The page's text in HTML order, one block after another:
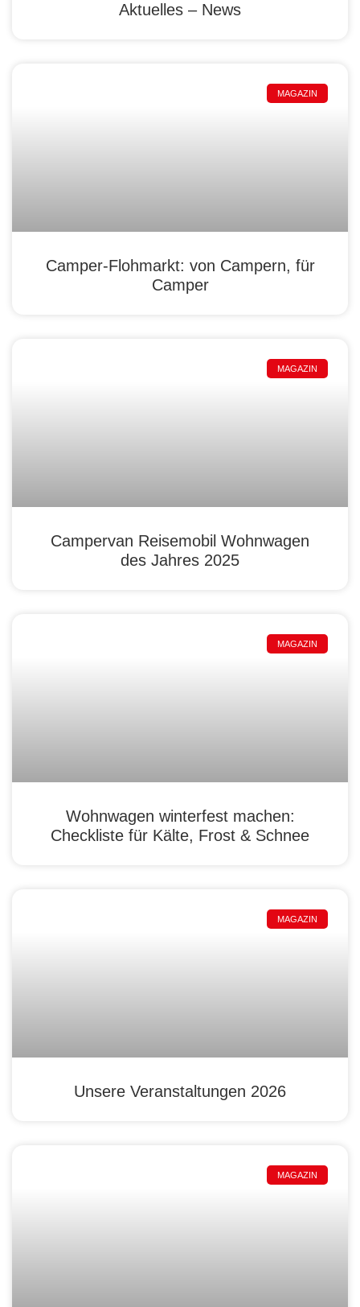
Aktuelles – News
MAGAZIN
Camper-Flohmarkt: von Campern, für
Camper
MAGAZIN
Campervan Reisemobil Wohnwagen
des Jahres 2025
MAGAZIN
Wohnwagen winterfest machen:
Checkliste für Kälte, Frost & Schnee
MAGAZIN
Unsere Veranstaltungen 2026
MAGAZIN